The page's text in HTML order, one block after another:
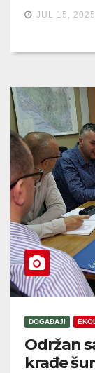
JUL 15, 2025
DOGAĐAJI
Održan
krađe